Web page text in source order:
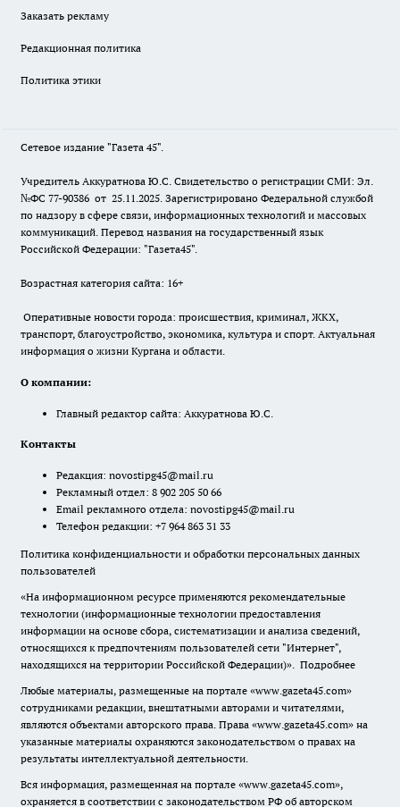
Заказать рекламу
Редакционная политика
Политика этики
Сетевое издание "Газета 45".
Учредитель Аккуратнова Ю.С. Свидетельство о регистрации СМИ: Эл.
№ФС 77-90386 от 25.11.2025. Зарегистрировано Федеральной службой
по надзору в сфере связи, информационных технологий и массовых
коммуникаций. Перевод названия на государственный язык
Российской Федерации: "Газета45".
Возрастная категория сайта: 16+
Оперативные новости города: происшествия, криминал, ЖКХ,
транспорт, благоустройство, экономика, культура и спорт. Актуальная
информация о жизни Кургана и области.
О компании:
Главный редактор сайта: Аккуратнова Ю.С.
Контакты
Редакция: novostipg45@mail.ru
Рекламный отдел: 8 902 205 50 66
Email рекламного отдела: novostipg45@mail.ru
Телефон редакции: +7 964 863 31 33
Политика конфиденциальности и обработки персональных данных
пользователей
«На информационном ресурсе применяются рекомендательные
технологии (информационные технологии предоставления
информации на основе сбора, систематизации и анализа сведений,
относящихся к предпочтениям пользователей сети "Интернет",
находящихся на территории Российской Федерации)». Подробнее
Любые материалы, размещенные на портале «www.gazeta45.com»
сотрудниками редакции, внештатными авторами и читателями,
являются объектами авторского права. Права «www.gazeta45.com» на
указанные материалы охраняются законодательством о правах на
результаты интеллектуальной деятельности.
Вся информация, размещенная на портале «www.gazeta45.com»,
охраняется в соответствии с законодательством РФ об авторском